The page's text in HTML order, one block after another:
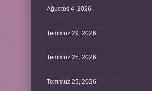
Ağustos 4, 2026
Temmuz 29, 2026
Temmuz 25, 2026
Temmuz 25, 2026